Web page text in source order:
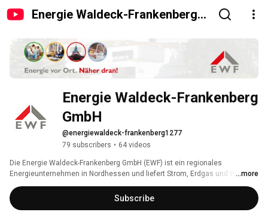
Energie Waldeck-Frankenberg
Energie Waldeck-Frankenberg
GmbH
@energiewaldeck-frankenberg1277
79 subscribers • 64 videos
Die Energie Waldeck-Frankenberg GmbH (EWF) ist ein regionales
Energieunternehmen in Nordhessen und liefert Strom, Erdgas und Wärme
an Haushalte im Landkreis Waldeck-Frankenberg sowie in Teilen der
Landkreise Kassel und Schwalm-Eder. Weitere Infos unter www.ewf.de
...more
Subscribe